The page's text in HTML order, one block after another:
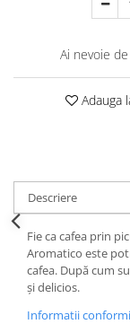
Ai nevoie
Adauga
Descriere
Fie ca cafea prin
Aromatico este
cafea. După cum
și delicios.
Informatii